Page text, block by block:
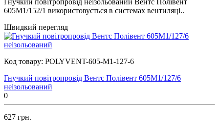
Гнучкий повітропровід неізольований Вентс Полівент
605М1/152/1 використовується в системах вентиляці..
Швидкий перегляд
Код товару: POLYVENT-605-M1-127-6
Гнучкий повітропровід Вентс Полівент 605М1/127/6
неізольований
0
627 грн.